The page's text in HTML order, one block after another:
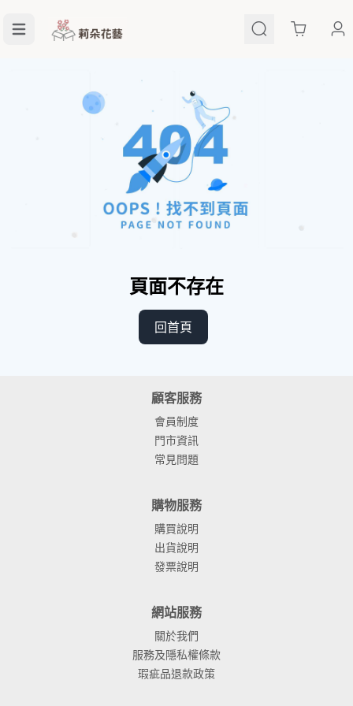
Cart
頁面不存在
回首頁
顧客服務
會員制度
門市資訊
常見問題
購物服務
購買說明
出貨說明
發票說明
網站服務
關於我們
服務及隱私權條款
瑕疵品退款政策